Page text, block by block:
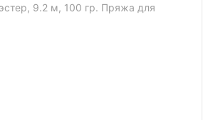
9.2 м, 100 гр. Пряжа для